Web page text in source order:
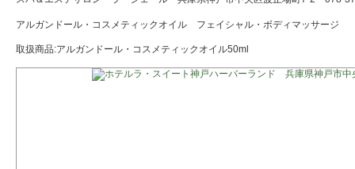
アルガンドール・コスメティックオイル フェイシャル・ボディマッサージ
取扱商品:アルガンドール・コスメティックオイル50ml